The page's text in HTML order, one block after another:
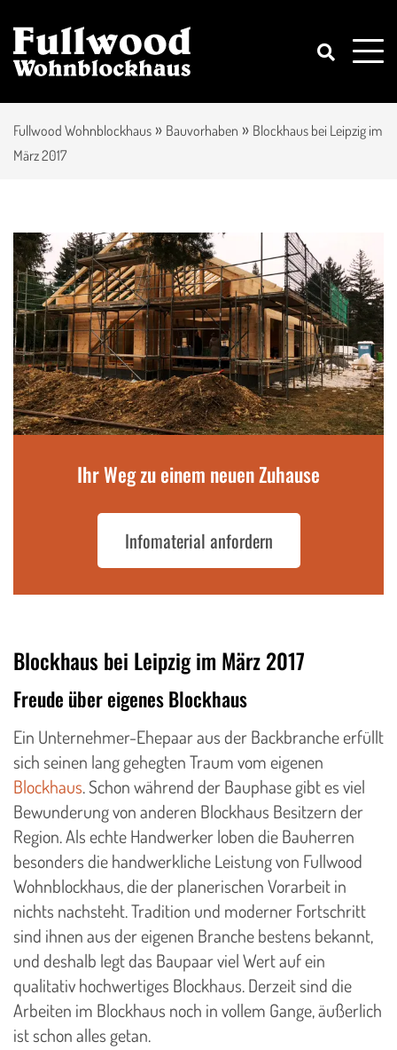
Fullwood Wohnblockhaus » Bauvorhaben » Blockhaus bei Leipzig im
März 2017
Ihr Weg zu einem neuen Zuhause
Infomaterial anfordern
Blockhaus bei Leipzig im März 2017
Freude über eigenes Blockhaus
Ein Unternehmer-Ehepaar aus der Backbranche erfüllt
sich seinen lang gehegten Traum vom eigenen
Blockhaus. Schon während der Bauphase gibt es viel
Bewunderung von anderen Blockhaus Besitzern der
Region. Als echte Handwerker loben die Bauherren
besonders die handwerkliche Leistung von Fullwood
Wohnblockhaus, die der planerischen Vorarbeit in
nichts nachsteht. Tradition und moderner Fortschritt
sind ihnen aus der eigenen Branche bestens bekannt,
und deshalb legt das Baupaar viel Wert auf ein
qualitativ hochwertiges Blockhaus. Derzeit sind die
Arbeiten im Blockhaus noch in vollem Gange, äußerlich
ist schon alles getan.